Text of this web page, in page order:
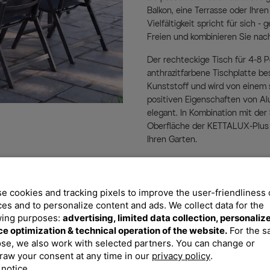
Balkon, eine Terrasse oder
Vielfältigkeit spricht für sich -
Freien und kombinieren Sie
Der rechteckige Tisch für 4-8
anthrazitfarbene Tischplatte
Kunststoff und wird von einem
positiven Eigenschaften von
elegant. In Kombination mit
Oberfläche der KETTALUX-
Ihren Garten.
Mit dem Klappstuhl aus der
Rasterschiene lässt sich der
der Komfort eines Liegestuhls
aus edlem, anthrazitfarbenem
wasserdurchlässigem,
Wasser auf und trocknet
rasch wieder Platz nehmen.
und zusätzlich UV- und
cookies and tracking pixels to improve the user-friendliness
and to personalize content and ads. We collect data for the
purposes: advertising, limited data collection,
optimization & technical operation of the website. For the
we also work with selected partners. You can change or
your consent at any time in our privacy policy.